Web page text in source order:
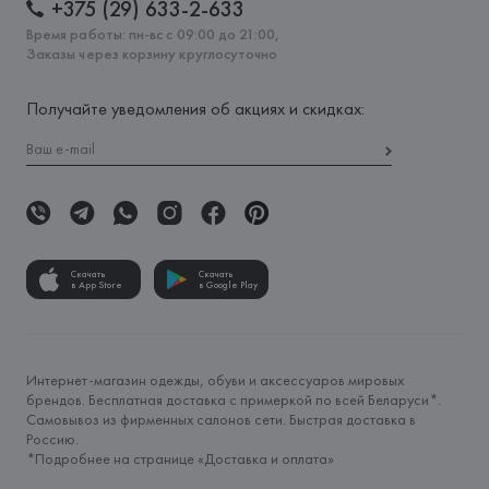
+375 (29) 633-2-633
Время работы: пн-вс с 09:00 до 21:00,
Заказы через корзину круглосуточно
Получайте уведомления об акциях и скидках:
Скачать
в App Store
Скачать
в Google Play
Интернет-магазин одежды, обуви и аксессуаров мировых
брендов. Бесплатная доставка с примеркой по всей Беларуси*.
Самовывоз из фирменных салонов сети. Быстрая доставка в
Россию.
*Подробнее на странице «Доставка и оплата»